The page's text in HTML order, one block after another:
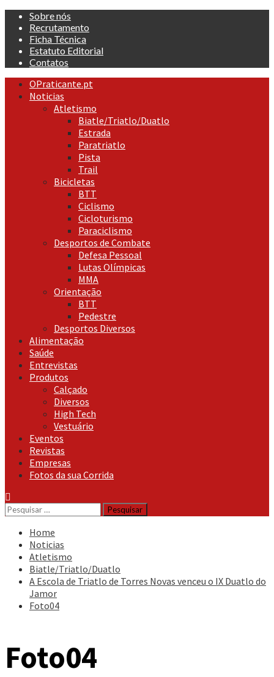
Skip
content
Sobre nós
Recrutamento
Ficha Técnica
Estatuto Editorial
Contatos
Primary
Menu
OPraticante.pt
Noticias
Atletismo
Biatle/Triatlo/Duatlo
Estrada
Paratriatlo
Pista
Trail
Bicicletas
BTT
Ciclismo
Cicloturismo
Paraciclismo
Desportos de Combate
Defesa Pessoal
Lutas Olímpicas
MMA
Orientação
BTT
Pedestre
Desportos Diversos
Alimentação
Saúde
Entrevistas
Produtos
Calçado
Diversos
High Tech
Vestuário
Eventos
Revistas
Empresas
Fotos da sua Corrida
Pesquisar
por:
Home
Noticias
Atletismo
Biatle/Triatlo/Duatlo
A Escola de Triatlo de Torres Novas venceu o IX Duatlo do
Jamor
Foto04
Foto04